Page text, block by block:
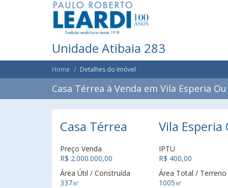
Unidade Atibaia 283
Home Detalhes do Imóvel
Casa Térrea à Venda em Vila Esperia
Casa Térrea Vila Esperia
Preço Venda
R$ 2.000.000,00
IPTU
R$ 400,00
Área Útil / Construída
337㎡
Área Total / Terreno
1005㎡